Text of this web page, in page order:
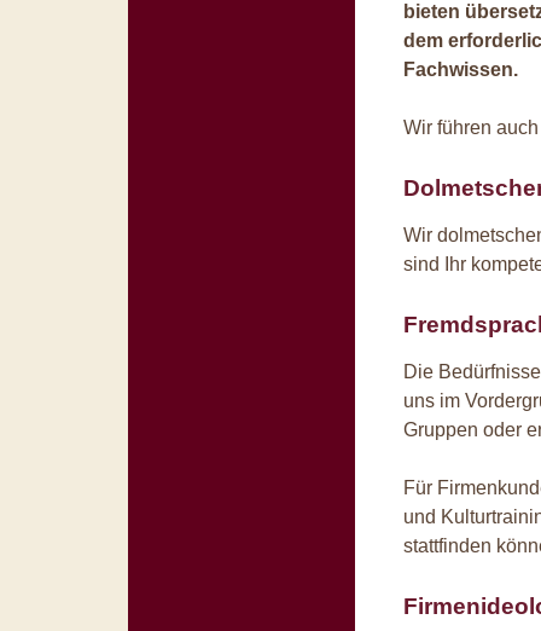
bieten
dem
Fachwissen.
Wir führen
Wir
sind Ihr
Die
uns im
Gruppen oder
Für
und
stattfinden